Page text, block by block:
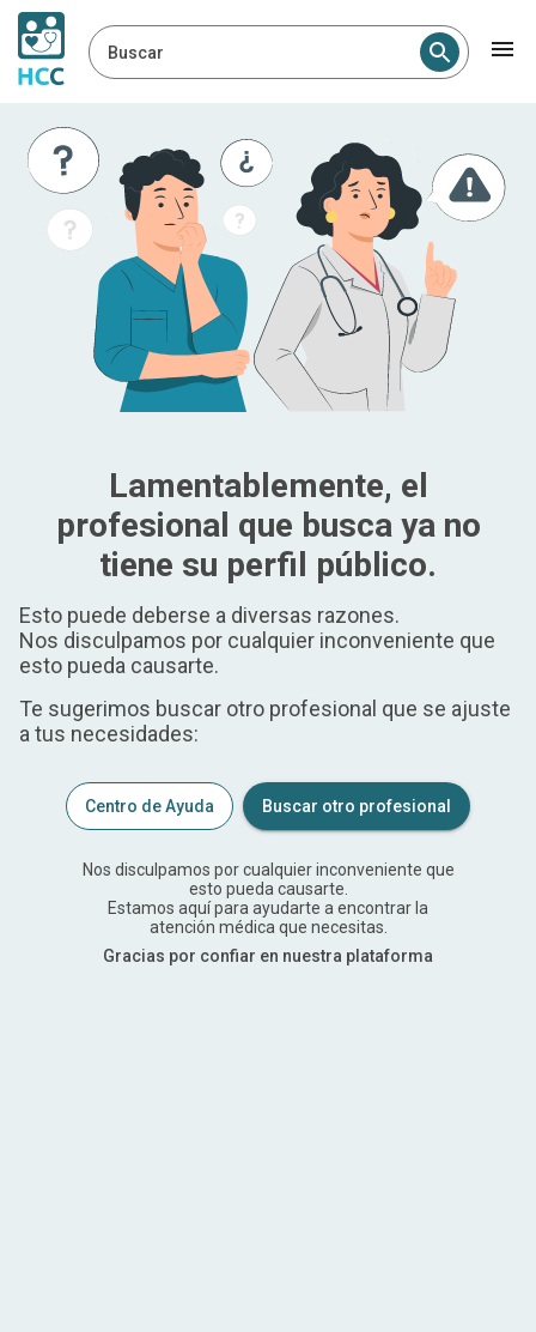
Buscar
Lamentablemente, el
profesional que busca ya no
tiene su perfil público.
Esto puede deberse a diversas razones.
Nos disculpamos por cualquier inconveniente que
esto pueda causarte.
Te sugerimos buscar otro profesional que se ajuste
a tus necesidades:
Centro de Ayuda Buscar otro profesional
Nos disculpamos por cualquier inconveniente que
esto pueda causarte.
Estamos aquí para ayudarte a encontrar la
atención médica que necesitas.
Gracias por confiar en nuestra plataforma